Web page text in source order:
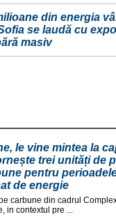
din energia
se laudă cu
masiv
le vine mintea la
trei unități de
pentru
de energie
carbune din cadrul
in contextul pre ...